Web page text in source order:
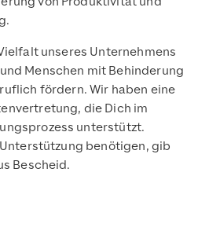
unseres Unternehmens
Menschen mit Behinderung
fördern. Wir haben eine
die Dich im
unterstützt.
benötigen, gib
Bescheid.